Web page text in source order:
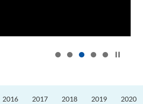
2016 2017 2018 2019 2020